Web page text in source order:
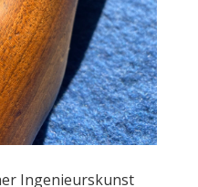
Ingenieurskunst